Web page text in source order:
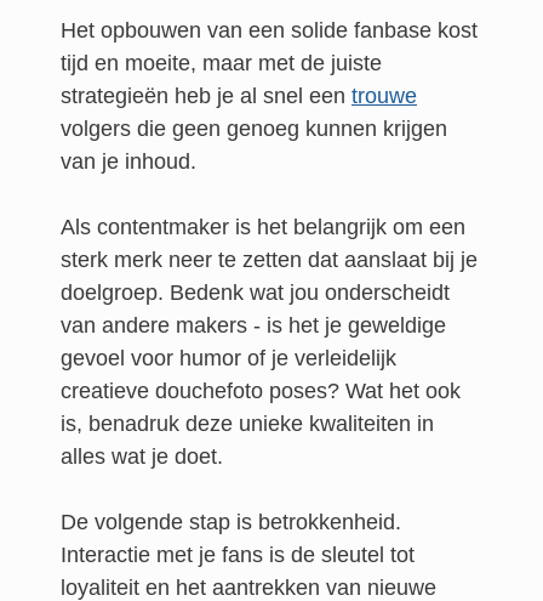
Het opbouwen van een solide fanbase kost
tijd en moeite, maar met de juiste
strategieën heb je al snel een trouwe
volgers die geen genoeg kunnen krijgen
van je inhoud.
Als contentmaker is het belangrijk om een
sterk merk neer te zetten dat aanslaat bij je
doelgroep. Bedenk wat jou onderscheidt
van andere makers - is het je geweldige
gevoel voor humor of je verleidelijk
creatieve douchefoto poses? Wat het ook
is, benadruk deze unieke kwaliteiten in
alles wat je doet.
De volgende stap is betrokkenheid.
Interactie met je fans is de sleutel tot
loyaliteit en het aantrekken van nieuwe